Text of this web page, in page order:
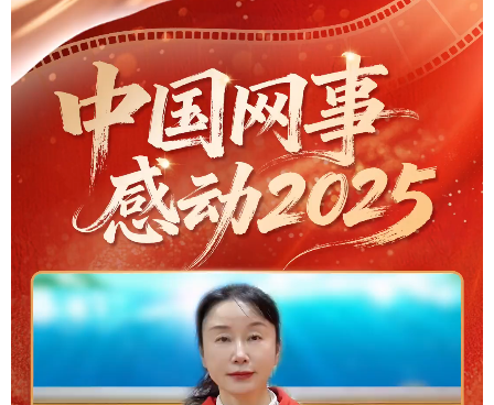
文化 书画 健康
视频 图片 政务
法律 中央文件 金融 汽车
人居 信息化 数字经济
学术中国 乡村振兴 银龄 溯源中国
旅游 能源
彩票 娱乐 时尚 悦读
一带一路
文化产业